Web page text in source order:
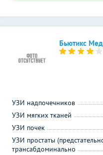
Бьютикс
УЗИ надпочечников
УЗИ мягких тканей
УЗИ почек
УЗИ простаты
трансабдоминально